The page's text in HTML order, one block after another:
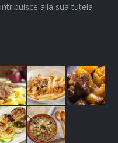
alla sua tutela